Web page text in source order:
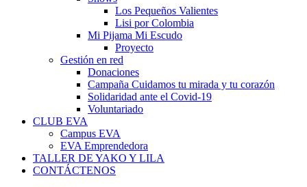
Los Pequeños Valientes
Lisi por Colombia
Mi Pijama Mi Escudo
Proyecto
Gestión en red
Donaciones
Campaña Cuidamos tu mirada y tu corazón
Solidaridad ante el Covid-19
Voluntariado
CLUB EVA
Campus EVA
EVA Emprendedora
TALLER DE YAKO Y LILA
CONTÁCTENOS